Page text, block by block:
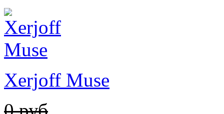
Xerjoff Muse